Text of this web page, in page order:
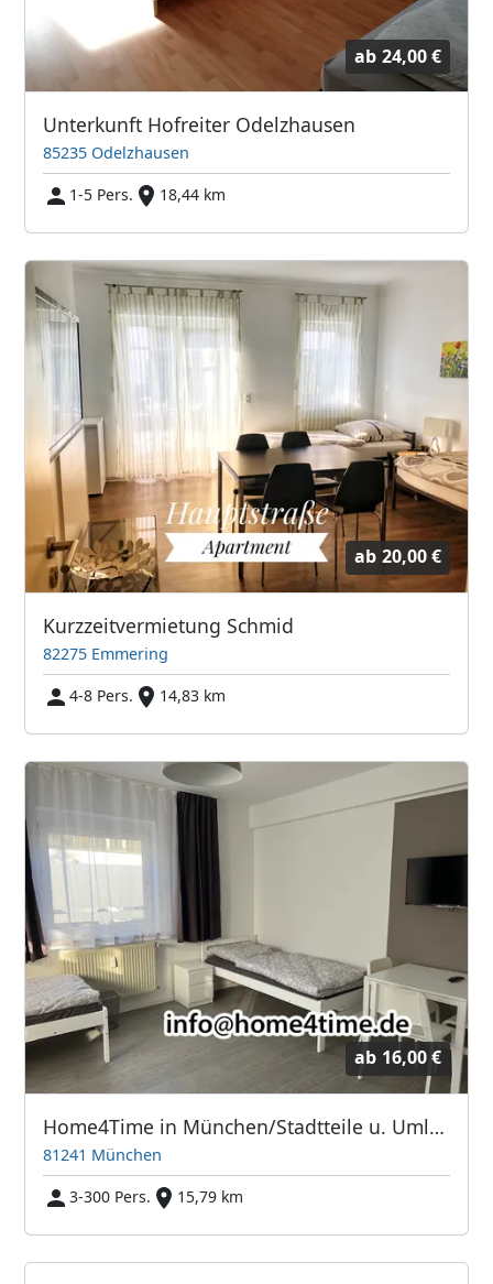
ab 24,00 €
Unterkunft Hofreiter Odelzhausen
85235 Odelzhausen
1-5 Pers.
18,44 km
ab 20,00 €
Kurzzeitvermietung Schmid
82275 Emmering
4-8 Pers.
14,83 km
ab 16,00 €
Home4Time in München/Stadtteile u. Umland
81241 München
3-300 Pers.
15,79 km